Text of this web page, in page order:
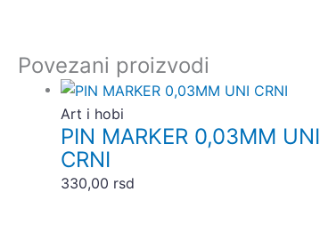
Povezani proizvodi
Art i hobi
PIN MARKER 0,03MM UNI
CRNI
330,00 rsd